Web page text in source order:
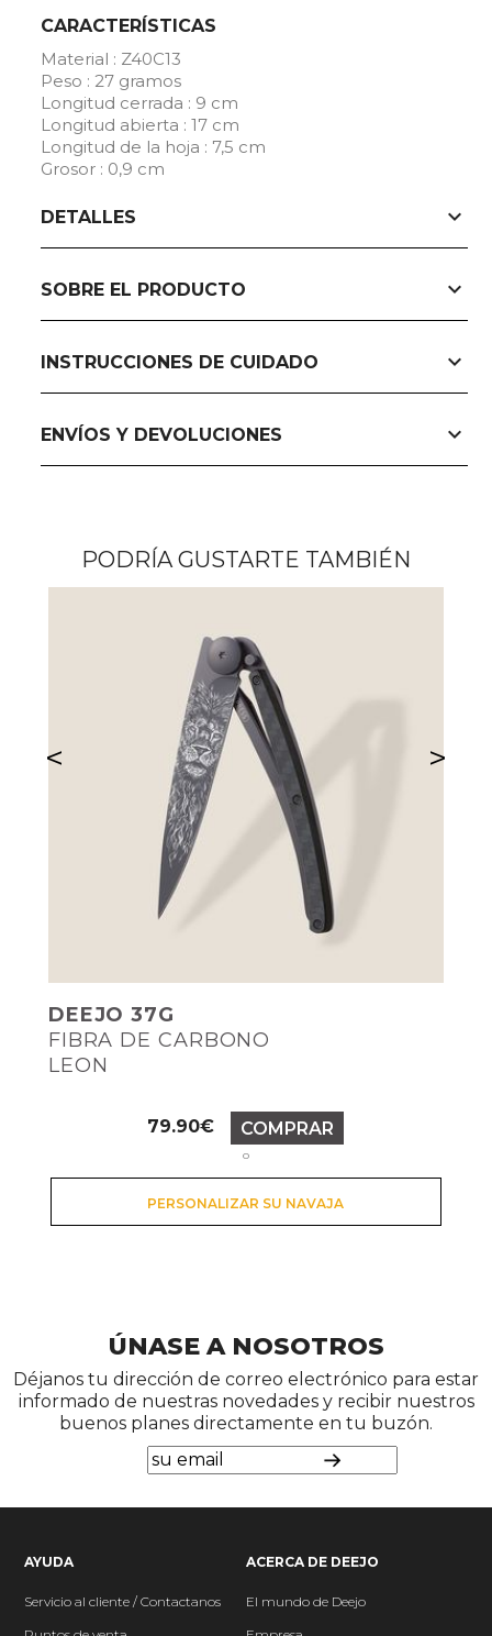
CARACTERÍSTICAS
Material : Z40C13
Peso : 27 gramos
Longitud cerrada : 9 cm
Longitud abierta : 17 cm
Longitud de la hoja : 7,5 cm
Grosor : 0,9 cm
DETALLES expand_more
SOBRE EL PRODUCTO expand_more
INSTRUCCIONES DE CUIDADO expand_more
ENVÍOS Y DEVOLUCIONES expand_more
PODRÍA GUSTARTE TAMBIÉN
DEEJO 37G
FIBRA DE CARBONO
LEON
Precio
79.90€ COMPRAR
o
PERSONALIZAR SU NAVAJA
< >
ÚNASE A NOSOTROS
Déjanos tu dirección de correo electrónico para estar
informado de nuestras novedades y recibir nuestros
buenos planes directamente en tu buzón.
AYUDA
Servicio al cliente / Contactanos
ACERCA DE DEEJO
El mundo de Deejo